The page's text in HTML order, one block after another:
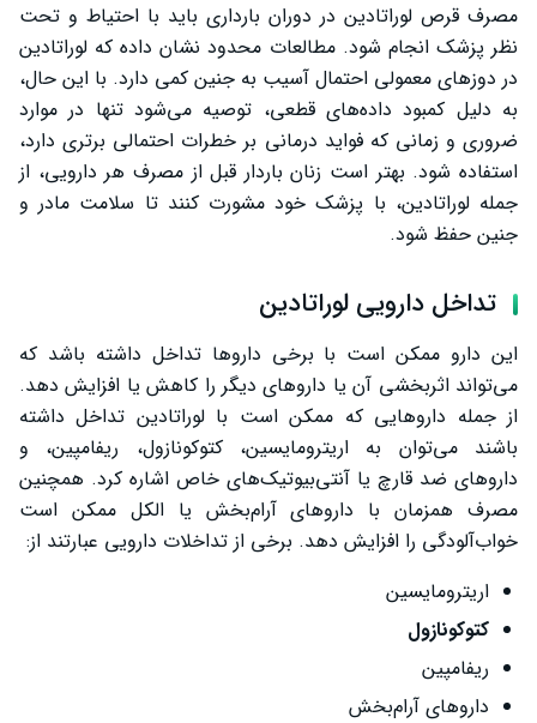
مصرف قرص لوراتادین در دوران بارداری باید با احتیاط و تحت
نظر پزشک انجام شود. مطالعات محدود نشان داده که لوراتادین
در دوزهای معمولی احتمال آسیب به جنین کمی دارد. با این حال،
به دلیل کمبود داده‌های قطعی، توصیه می‌شود تنها در موارد
ضروری و زمانی که فواید درمانی بر خطرات احتمالی برتری دارد،
استفاده شود. بهتر است زنان باردار قبل از مصرف هر دارویی، از
جمله لوراتادین، با پزشک خود مشورت کنند تا سلامت مادر و
جنین حفظ شود.
تداخل دارویی لوراتادین
این دارو ممکن است با برخی داروها تداخل داشته باشد که
می‌تواند اثربخشی آن یا داروهای دیگر را کاهش یا افزایش دهد.
از جمله داروهایی که ممکن است با لوراتادین تداخل داشته
باشند می‌توان به اریترومایسین، کتوکونازول، ریفامپین، و
داروهای ضد قارچ یا آنتی‌بیوتیک‌های خاص اشاره کرد. همچنین
مصرف همزمان با داروهای آرام‌بخش یا الکل ممکن است
خواب‌آلودگی را افزایش دهد. برخی از تداخلات دارویی عبارتند از:
اریترومایسین
کتوکونازول
ریفامپین
داروهای آرام‌بخش